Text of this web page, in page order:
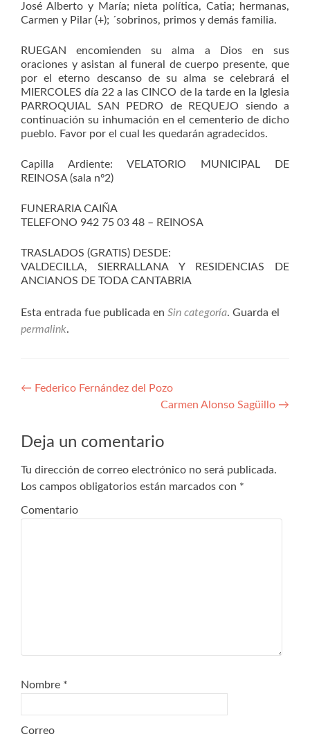
José Alberto y María; nieta política, Catia; hermanas,
Carmen y Pilar (+); ´sobrinos, primos y demás familia.
RUEGAN encomienden su alma a Dios en sus
oraciones y asistan al funeral de cuerpo presente, que
por el eterno descanso de su alma se celebrará el
MIERCOLES día 22 a las CINCO de la tarde en la Iglesia
PARROQUIAL SAN PEDRO de REQUEJO siendo a
continuación su inhumación en el cementerio de dicho
pueblo. Favor por el cual les quedarán agradecidos.
Capilla Ardiente: VELATORIO MUNICIPAL DE
REINOSA (sala nº2)
FUNERARIA CAIÑA
TELEFONO 942 75 03 48 – REINOSA
TRASLADOS (GRATIS) DESDE:
VALDECILLA, SIERRALLANA Y RESIDENCIAS DE
ANCIANOS DE TODA CANTABRIA
Esta entrada fue publicada en Sin categoría. Guarda el
permalink.
Navegación
entradas
← Federico Fernández del Pozo
Carmen Alonso Sagüillo →
Deja un comentario
Tu dirección de correo electrónico no será publicada.
Los campos obligatorios están marcados con *
Comentario
Nombre *
Correo